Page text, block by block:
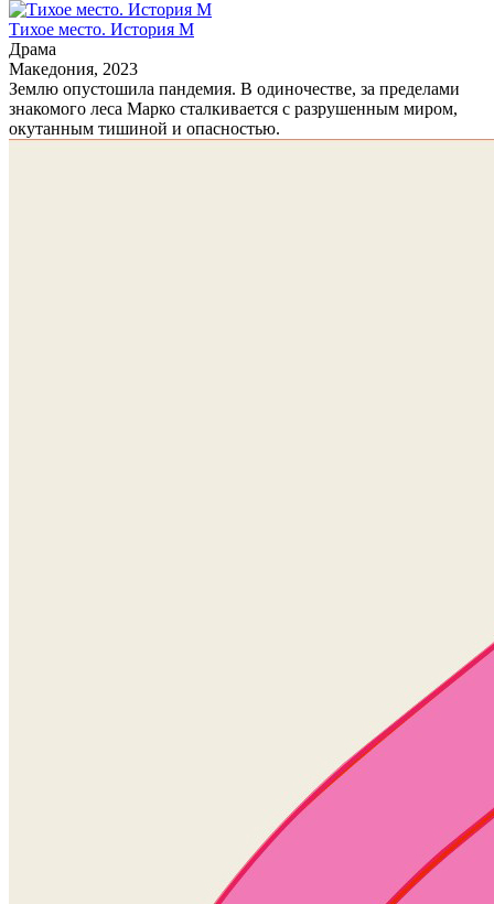
Тихое место. История М
Драма
Македония, 2023
Землю опустошила пандемия. В одиночестве, за пределами
знакомого леса Марко сталкивается с разрушенным миром,
окутанным тишиной и опасностью.